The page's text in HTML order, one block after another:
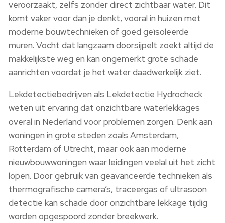
veroorzaakt, zelfs zonder direct zichtbaar water. Dit
komt vaker voor dan je denkt, vooral in huizen met
moderne bouwtechnieken of goed geïsoleerde
muren. Vocht dat langzaam doorsijpelt zoekt altijd de
makkelijkste weg en kan ongemerkt grote schade
aanrichten voordat je het water daadwerkelijk ziet.
Lekdetectiebedrijven als Lekdetectie Hydrocheck
weten uit ervaring dat onzichtbare waterlekkages
overal in Nederland voor problemen zorgen. Denk aan
woningen in grote steden zoals Amsterdam,
Rotterdam of Utrecht, maar ook aan moderne
nieuwbouwwoningen waar leidingen veelal uit het zicht
lopen. Door gebruik van geavanceerde technieken als
thermografische camera’s, traceergas of ultrasoon
detectie kan schade door onzichtbare lekkage tijdig
worden opgespoord zonder breekwerk.